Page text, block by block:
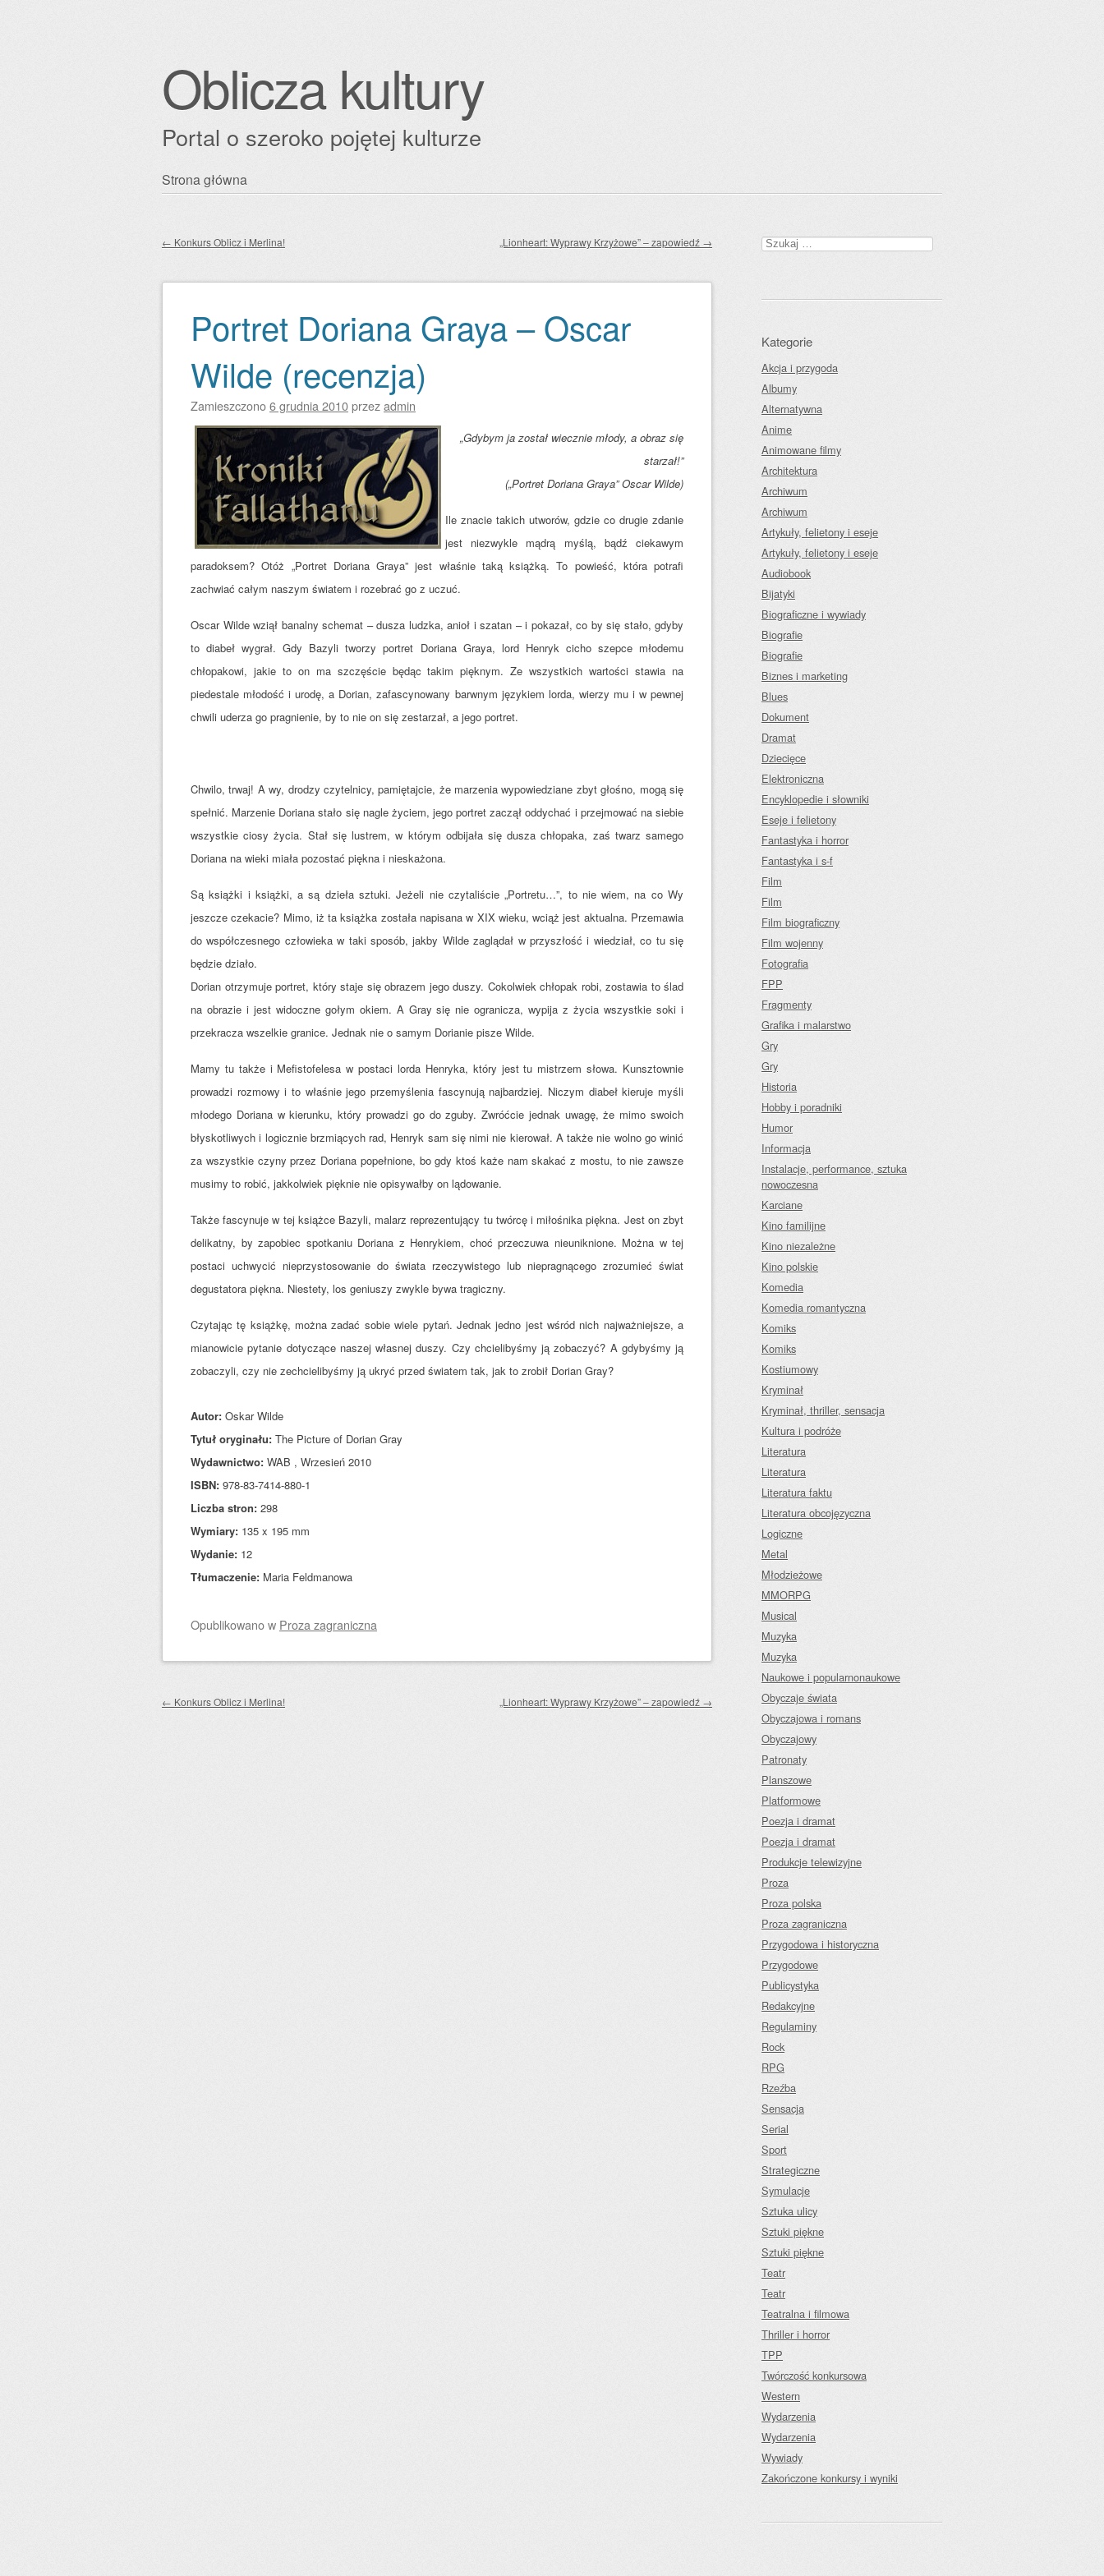
Oblicza kultury
Portal o szeroko pojętej kulturze
Przejdź
Strona główna
Zobacz wpisy
← Konkurs Oblicz i Merlina! „Lionheart: Wyprawy Krzyżowe” – zapowiedź →
Portret Doriana Graya – Oscar
Wilde (recenzja)
Zamieszczono6 grudnia 2010przezadmin
„Gdybym ja został wiecznie młody, a obraz się
starzał!”
(„Portret Doriana Graya” Oscar Wilde)
Ile znacie takich utworów, gdzie co drugie zdanie
jest niezwykle mądrą myślą, bądź ciekawym
paradoksem? Otóż „Portret Doriana Graya” jest właśnie taką książką. To powieść, która potrafi
zachwiać całym naszym światem i rozebrać go z uczuć.
Oscar Wilde wziął banalny schemat – dusza ludzka, anioł i szatan – i pokazał, co by się stało, gdyby
to diabeł wygrał. Gdy Bazyli tworzy portret Doriana Graya, lord Henryk cicho szepce młodemu
chłopakowi, jakie to on ma szczęście będąc takim pięknym. Ze wszystkich wartości stawia na
piedestale młodość i urodę, a Dorian, zafascynowany barwnym językiem lorda, wierzy mu i w pewnej
chwili uderza go pragnienie, by to nie on się zestarzał, a jego portret.
Chwilo, trwaj! A wy, drodzy czytelnicy, pamiętajcie, że marzenia wypowiedziane zbyt głośno, mogą się
spełnić. Marzenie Doriana stało się nagle życiem, jego portret zaczął oddychać i przejmować na siebie
wszystkie ciosy życia. Stał się lustrem, w którym odbijała się dusza chłopaka, zaś twarz samego
Doriana na wieki miała pozostać piękna i nieskażona.
Są książki i książki, a są dzieła sztuki. Jeżeli nie czytaliście „Portretu…”, to nie wiem, na co Wy
jeszcze czekacie? Mimo, iż ta książka została napisana w XIX wieku, wciąż jest aktualna. Przemawia
do współczesnego człowieka w taki sposób, jakby Wilde zaglądał w przyszłość i wiedział, co tu się
będzie działo.
Dorian otrzymuje portret, który staje się obrazem jego duszy. Cokolwiek chłopak robi, zostawia to ślad
na obrazie i jest widoczne gołym okiem. A Gray się nie ogranicza, wypija z życia wszystkie soki i
przekracza wszelkie granice. Jednak nie o samym Dorianie pisze Wilde.
Mamy tu także i Mefistofelesa w postaci lorda Henryka, który jest tu mistrzem słowa. Kunsztownie
prowadzi rozmowy i to właśnie jego przemyślenia fascynują najbardziej. Niczym diabeł kieruje myśli
młodego Doriana w kierunku, który prowadzi go do zguby. Zwróćcie jednak uwagę, że mimo swoich
błyskotliwych i logicznie brzmiących rad, Henryk sam się nimi nie kierował. A także nie wolno go winić
za wszystkie czyny przez Doriana popełnione, bo gdy ktoś każe nam skakać z mostu, to nie zawsze
musimy to robić, jakkolwiek pięknie nie opisywałby on lądowanie.
Także fascynuje w tej książce Bazyli, malarz reprezentujący tu twórcę i miłośnika piękna. Jest on zbyt
delikatny, by zapobiec spotkaniu Doriana z Henrykiem, choć przeczuwa nieuniknione. Można w tej
postaci uchwycić nieprzystosowanie do świata rzeczywistego lub niepragnącego zrozumieć świat
degustatora piękna. Niestety, los geniuszy zwykle bywa tragiczny.
Czytając tę książkę, można zadać sobie wiele pytań. Jednak jedno jest wśród nich najważniejsze, a
mianowicie pytanie dotyczące naszej własnej duszy. Czy chcielibyśmy ją zobaczyć? A gdybyśmy ją
zobaczyli, czy nie zechcielibyśmy ją ukryć przed światem tak, jak to zrobił Dorian Gray?
Autor: Oskar Wilde
Tytuł oryginału: The Picture of Dorian Gray
Wydawnictwo: WAB , Wrzesień 2010
ISBN: 978-83-7414-880-1
Liczba stron: 298
Wymiary: 135 x 195 mm
Wydanie: 12
Tłumaczenie: Maria Feldmanowa
Opublikowanow Proza zagraniczna
Zobacz wpisy
← Konkurs Oblicz i Merlina! „Lionheart: Wyprawy Krzyżowe” – zapowiedź →
Szukaj:
Kategorie
Akcja i przygoda
Albumy
Alternatywna
Anime
Animowane filmy
Architektura
Archiwum
Archiwum
Artykuły, felietony i eseje
Artykuły, felietony i eseje
Audiobook
Bijatyki
Biograficzne i wywiady
Biografie
Biografie
Biznes i marketing
Blues
Dokument
Dramat
Dziecięce
Elektroniczna
Encyklopedie i słowniki
Eseje i felietony
Fantastyka i horror
Fantastyka i s-f
Film
Film
Film biograficzny
Film wojenny
Fotografia
FPP
Fragmenty
Grafika i malarstwo
Gry
Gry
Historia
Hobby i poradniki
Humor
Informacja
Instalacje, performance, sztuka
nowoczesna
Karciane
Kino familijne
Kino niezależne
Kino polskie
Komedia
Komedia romantyczna
Komiks
Komiks
Kostiumowy
Kryminał
Kryminał, thriller, sensacja
Kultura i podróże
Literatura
Literatura
Literatura faktu
Literatura obcojęzyczna
Logiczne
Metal
Młodzieżowe
MMORPG
Musical
Muzyka
Muzyka
Naukowe i popularnonaukowe
Obyczaje świata
Obyczajowa i romans
Obyczajowy
Patronaty
Planszowe
Platformowe
Poezja i dramat
Poezja i dramat
Produkcje telewizyjne
Proza
Proza polska
Proza zagraniczna
Przygodowa i historyczna
Przygodowe
Publicystyka
Redakcyjne
Regulaminy
Rock
RPG
Rzeźba
Sensacja
Serial
Sport
Strategiczne
Symulacje
Sztuka ulicy
Sztuki piękne
Sztuki piękne
Teatr
Teatr
Teatralna i filmowa
Thriller i horror
TPP
Twórczość konkursowa
Western
Wydarzenia
Wydarzenia
Wywiady
Zakończone konkursy i wyniki